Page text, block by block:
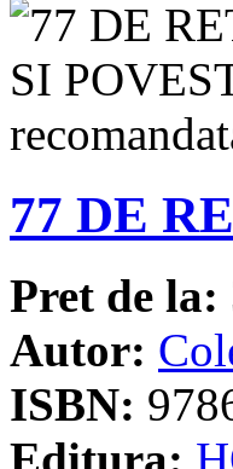
77 DE
Pret de la:
Autor:
ISBN:
Editura: